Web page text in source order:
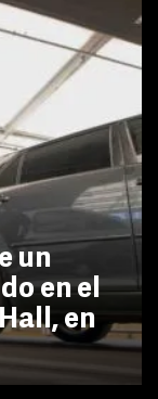
un
en el
en